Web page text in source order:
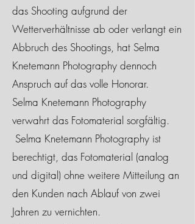
das Shooting aufgrund der
Wetterverhältnisse ab oder verlangt ein
Abbruch des Shootings, hat Selma
Knetemann Photography dennoch
Anspruch auf das volle Honorar.
Selma Knetemann Photography
verwahrt das Fotomaterial sorgfältig.
Selma Knetemann Photography ist
berechtigt, das Fotomaterial (analog
und digital) ohne weitere Mitteilung an
den Kunden nach Ablauf von zwei
Jahren zu vernichten.